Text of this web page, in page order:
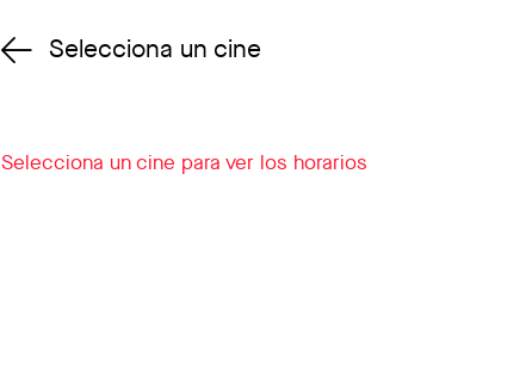
Cambiar cine
Selecciona un cine
Selecciona un cine para ver los horarios